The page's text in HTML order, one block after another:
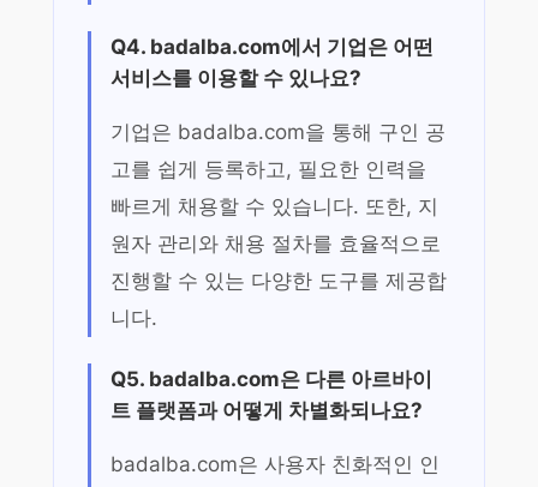
Q4. badalba.com에서 기업은 어떤
서비스를 이용할 수 있나요?
기업은 badalba.com을 통해 구인 공
고를 쉽게 등록하고, 필요한 인력을
빠르게 채용할 수 있습니다. 또한, 지
원자 관리와 채용 절차를 효율적으로
진행할 수 있는 다양한 도구를 제공합
니다.
Q5. badalba.com은 다른 아르바이
트 플랫폼과 어떻게 차별화되나요?
badalba.com은 사용자 친화적인 인